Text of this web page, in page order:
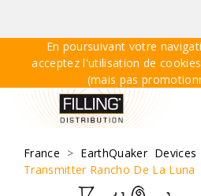
En poursuivant votre
acceptez l'utilisation de
(mais pas
France > EarthQuaker Devices
Transmitter Rancho De La Luna